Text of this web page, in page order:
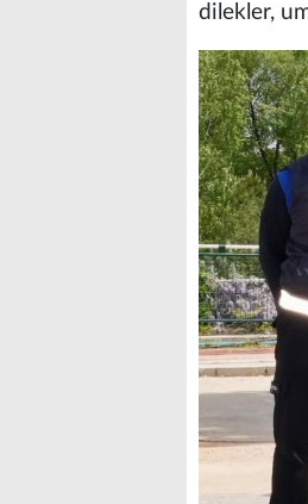
dilekler,